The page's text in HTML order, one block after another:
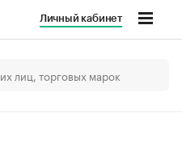
Личный кабинет